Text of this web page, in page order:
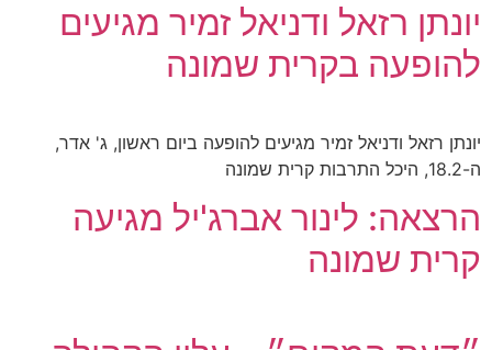
יונתן רזאל ודניאל זמיר מגיעים
להופעה בקרית שמונה
יונתן רזאל ודניאל זמיר מגיעים להופעה ביום ראשון, ג' אדר,
ה-18.2, היכל התרבות קרית שמונה
הרצאה: לינור אברג'יל מגיעה
קרית שמונה